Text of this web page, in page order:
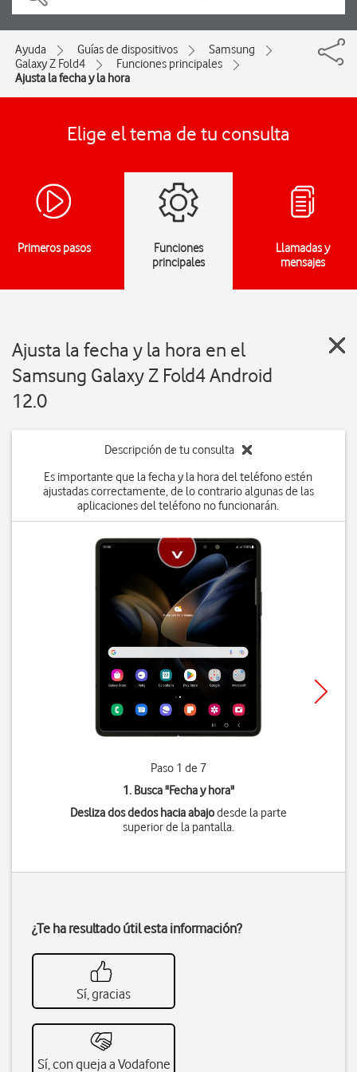
Ayuda Guías de dispositivos
Samsung
Galaxy Z Fold4
Funciones principales
Ajusta la fecha y la hora
Elige el tema de tu consulta
Primeros pasos
Funciones
principales
Llamadas y
mensajes
Ajusta la fecha y la hora en el
Samsung Galaxy Z Fold4 Android
12.0
Descripción de tu consulta
Es importante que la fecha y la hora del teléfono estén
ajustadas correctamente, de lo contrario algunas de las
aplicaciones del teléfono no funcionarán.
Paso 1 de 7
1. Busca "Fecha y hora"
Desliza dos dedos hacia abajodesde la parte
superior de la pantalla.
¿Te ha resultado útil esta información?
Sí, gracias
Sí, con queja a Vodafone